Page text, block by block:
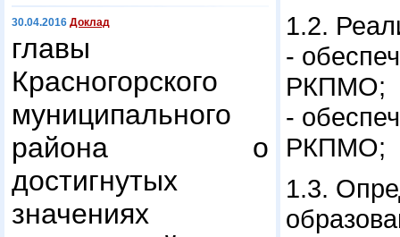
30.04.2016 Доклад
главы
Красногорского
муниципального
района о
достигнутых
значениях
1.2.
-
РКПМО;
-
РКПМО;
1.3.